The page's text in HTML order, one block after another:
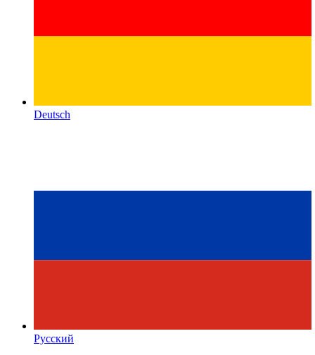
Deutsch
Русский